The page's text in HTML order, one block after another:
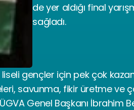
de yer aldığı final
sağladı.
liseli gençler için pek çok
savunma, fikir üretme
Genel Başkanı İbrahim